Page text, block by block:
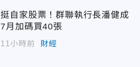
挺自家股票！群聯執行長潘健成
7月加碼買40張
11小時前 財經